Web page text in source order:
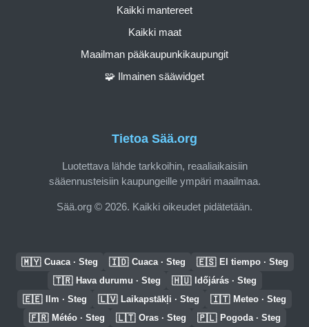
Tietoa Sää.org
Luotettava lähde tarkkoihin, reaaliaikaisiin
sääennusteisiin kaupungeille ympäri maailmaa.
Sää.org © 2026. Kaikki oikeudet pidätetään.
Kaikki mantereet
Kaikki maat
Maailman pääkaupunkikaupungit
🧩 Ilmainen sääwidget
🇲🇾 Cuaca · Steg 🇮🇩 Cuaca · Steg 🇪🇸 El tiempo · Steg
🇹🇷 Hava durumu · Steg 🇭🇺 Időjárás · Steg
🇪🇪 Ilm · Steg 🇱🇻 Laikapstākļi · Steg 🇮🇹 Meteo · Steg
🇫🇷 Météo · Steg 🇱🇹 Oras · Steg 🇵🇱 Pogoda · Steg